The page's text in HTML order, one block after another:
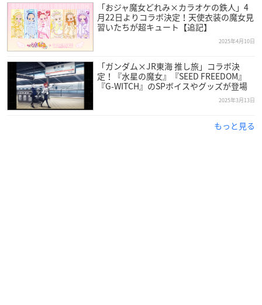
「おジャ魔女どれみ×カラオケの鉄人」4
月22日よりコラボ決定！天使衣装の魔女見
習いたちが超キュート【追記】
2025年4月10日
「ガンダム×JR東海 推し旅」コラボ決
定！『水星の魔女』『SEED FREEDOM』
『G-WITCH』のSPボイスやグッズが登場
2025年3月13日
もっと見る